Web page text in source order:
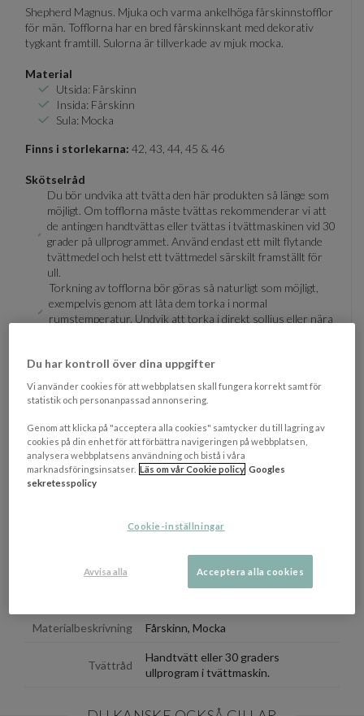
Shepherd Magnus. Mjuka och varma ankelhöga fårskinnstofflor
för män. Tofflorna har en bred fårskinnskant med dekorativ
tygkant framtill. Sulorna är tillverkade av mjuk mocka.
Material
Utsida: Fårskinn
Insida: Fårskinn
Sula: Mocka
Finns i storlekarna: 42, 43, 44, 45 & 46
Skötselråd
Du bör undvika att tvätta den här produkten så länge som
möjligt. Om tofflorna måste tvättas rekommenderar vi att
de antingen handtvättas eller tvättas i tvättmaskinen vid 30
grader på ullprogrammet. Använd endast ett milt flytande
tvättmedel och helst ett tvättmedel särskilt framställt för
ull.
Torkning av tofflorna bör göras så naturligt som möjligt,
exempelvis genom att låta dem torka i normal
rumstemperatur. Undvik att torka i direkt solljus eller nära
är att lägga in lite papper i dem. Användning av en mjuk
mockaborste på produkten när de har torkat kommer att
återställa produkten till dess ursprungliga kvalitet.
OM VARUMÄRKET
Storlek
Materialbeskrivning Fårskinn, Mocka
Tvättråd
Handtvätt eller 30 graders
ullprogram i tvättmaskin.
Du har kontroll över dina uppgifter
Vi använder cookies för att webbplatsen skall fungera korrekt samt för
statistik och personanpassad annonsering.
Genom att klicka på "acceptera alla cookies" samtycker du till lagring av
cookies på din enhet för att förbättra navigeringen på webbplatsen,
analysera webbplatsens användning och bistå i våra
marknadsföringsinsatser. Läs om vår Cookie policy Googles
sekretesspolicy
Cookie-inställningar
Avvisa alla Acceptera alla cookies